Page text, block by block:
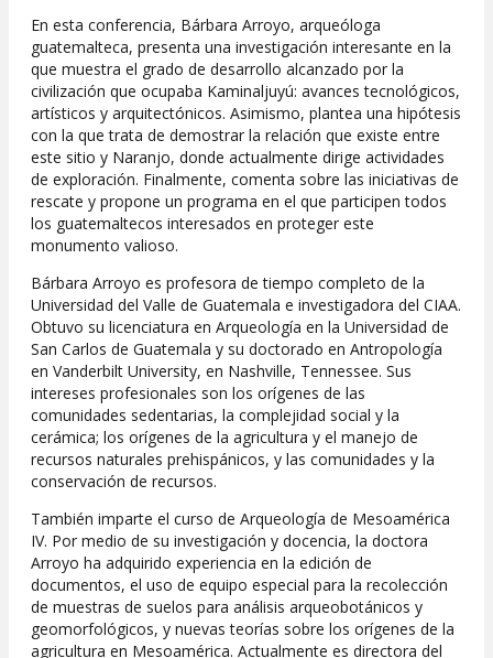
En esta conferencia, Bárbara Arroyo, arqueóloga
guatemalteca, presenta una investigación interesante en la
que muestra el grado de desarrollo alcanzado por la
civilización que ocupaba Kaminaljuyú: avances tecnológicos,
artísticos y arquitectónicos. Asimismo, plantea una hipótesis
con la que trata de demostrar la relación que existe entre
este sitio y Naranjo, donde actualmente dirige actividades
de exploración. Finalmente, comenta sobre las iniciativas de
rescate y propone un programa en el que participen todos
los guatemaltecos interesados en proteger este
monumento valioso.
Bárbara Arroyo es profesora de tiempo completo de la
Universidad del Valle de Guatemala e investigadora del CIAA.
Obtuvo su licenciatura en Arqueología en la Universidad de
San Carlos de Guatemala y su doctorado en Antropología
en Vanderbilt University, en Nashville, Tennessee. Sus
intereses profesionales son los orígenes de las
comunidades sedentarias, la complejidad social y la
cerámica; los orígenes de la agricultura y el manejo de
recursos naturales prehispánicos, y las comunidades y la
conservación de recursos.
También imparte el curso de Arqueología de Mesoamérica
IV. Por medio de su investigación y docencia, la doctora
Arroyo ha adquirido experiencia en la edición de
documentos, el uso de equipo especial para la recolección
de muestras de suelos para análisis arqueobotánicos y
geomorfológicos, y nuevas teorías sobre los orígenes de la
agricultura en Mesoamérica. Actualmente es directora del